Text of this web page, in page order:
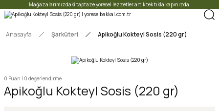
Mağazalarımızdaki taptaze yöresel lezzetler artık tek tıkla kapınızda.
Anasayfa Şarküteri Apikoğlu Kokteyl Sosis (220 gr)
0 Puan | 0 değerlendirme
Apikoğlu Kokteyl Sosis (220 gr)